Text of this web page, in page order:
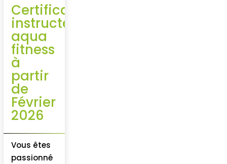
Certificat
instructeur
aqua
fitness
à
partir
de
Février
2026
Vous êtes
passionné